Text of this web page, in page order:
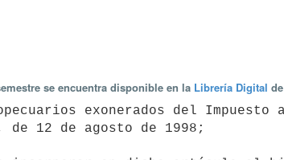
se encuentra disponible en la Librería Digital
12 de agosto de 1998;